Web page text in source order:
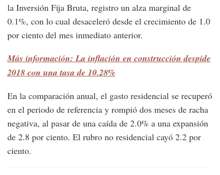
la Inversión Fija Bruta, registro un alza marginal de
0.1%, con lo cual desaceleró desde el crecimiento de 1.0
por ciento del mes inmediato anterior.
Más información: La inflación en construcción despide
2018 con una tasa de 10.28%
En la comparación anual, el gasto residencial se recuperó
en el periodo de referencia y rompió dos meses de racha
negativa, al pasar de una caída de 2.0% a una expansión
de 2.8 por ciento. El rubro no residencial cayó 2.2 por
ciento.